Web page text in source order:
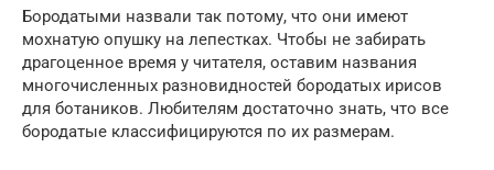
Бородатыми назвали так потому, что они имеют
мохнатую опушку на лепестках. Чтобы не забирать
драгоценное время у читателя, оставим названия
многочисленных разновидностей бородатых ирисов
для ботаников. Любителям достаточно знать, что все
бородатые классифицируются по их размерам.